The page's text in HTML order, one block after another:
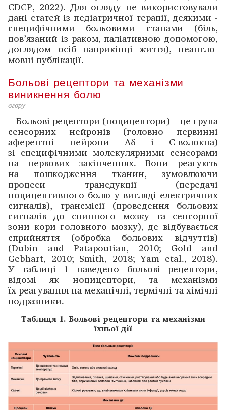
CDCP, 2022). Для огляду не використовували
дані статей із педіатричної терапії, деякими ­
специфічними больовими станами (біль,
пов’яза­ний із ­раком, паліативною допомогою,
доглядом осіб наприкінці життя), неангло­
мовні публікації.
Больові рецептори та механізми
виникнення болю
вгору
Больові рецептори (ноцицептори) – це група
­сенсорних нейронів (головно первинні
аферентні нейрони Aδ і C-­волокна)
зі специфічними ­молекулярними сенсорами
на нервових закінченнях. Вони реагують
на пошко­дження тканин, зумовлюючи
процеси трансдукції (передачі
ноцицептивного болю у вигляді електричних
сигналів), транс­місії (проведення больових
сигналів до спинного мозку та сенсорної
зони кори головного ­мозку), де ­відбувається
сприйняття (обробка больових відчуттів)
(Dubin and Patapoutian, 2010; Gold and
Gebhart, 2010; Smith, 2018; Yam etal., 2018).
У таблиці 1 наведено ­больові ­рецептори,
відомі як ноцицептори, та меха­нізми
їх реагування на меха­нічні, термічні та хімічні
подразники.
Таблиця 1. Больові рецептори та механізми
їхньої дії